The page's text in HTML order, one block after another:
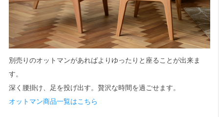
別売りのオットマンがあればよりゆったりと座ることが出来ま
す。
深く腰掛け、足を投げ出す。贅沢な時間を過ごせます。
オットマン商品一覧はこちら